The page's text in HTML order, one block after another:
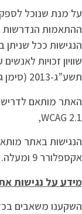
על מנת שנוכל לספק
ההתאמות הנדרשות
הנגישות ככל
שוויון זכויות
תשע”ג-2013 (סימן ג’: שירותי האינטרנט),
WCAG 2.1,
הנגישות באתר
אקספלורר 9 ומעלה.
מידע על נגישות
השקענו משאבים